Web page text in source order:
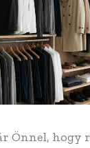
Önnel, hogy